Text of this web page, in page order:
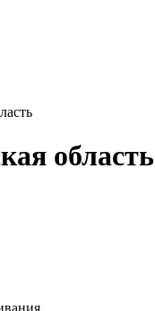
область